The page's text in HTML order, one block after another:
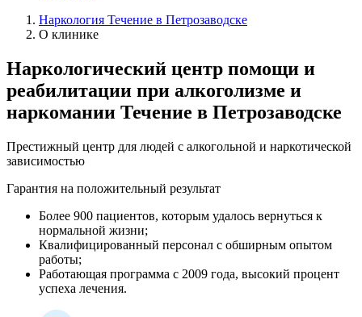
Наркология Течение в Петрозаводске
О клинике
Наркологический центр помощи и
реабилитации при алкоголизме и
наркомании Течение в Петрозаводске
Престижный центр для людей с алкогольной и наркотической
зависимостью
Гарантия на положительный результат
Более 900 пациентов, которым удалось вернуться к
нормальной жизни;
Квалифицированный персонал c обширным опытом
работы;
Работающая программа с 2009 года, высокий процент
успеха лечения.